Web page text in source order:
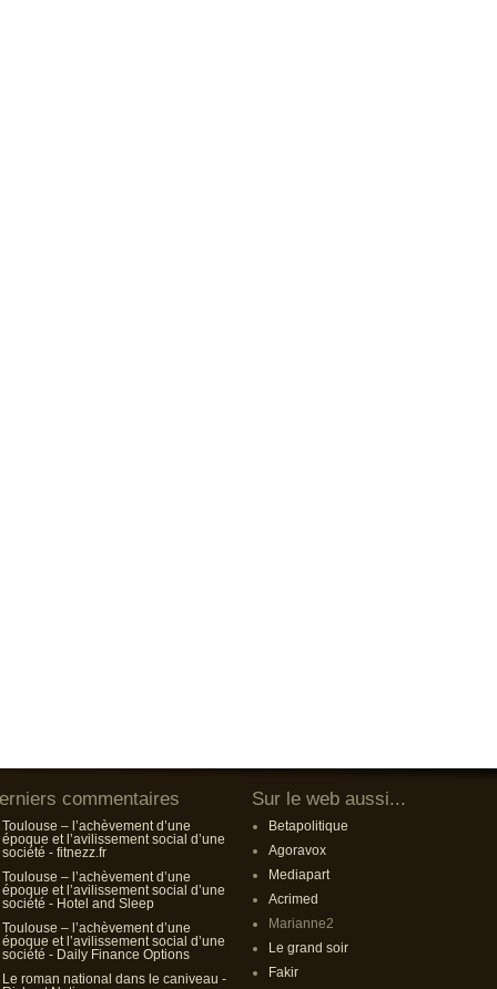
commentaires
Toulouse – l’achèvement d’une
époque et l’avilissement social d’une
société - fitnezz.fr
Toulouse – l’achèvement d’une
époque et l’avilissement social d’une
société - Hotel and Sleep
Toulouse – l’achèvement d’une
époque et l’avilissement social d’une
société - Daily Finance Options
Le roman national dans le caniveau -
Sur le web aussi...
Betapolitique
Agoravox
Mediapart
Acrimed
Marianne2
Le grand soir
Fakir